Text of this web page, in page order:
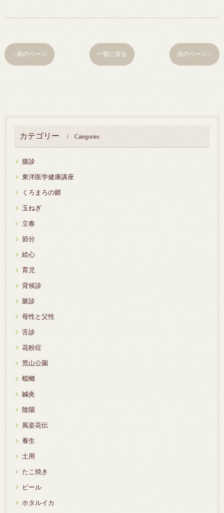
< 前のページ 一覧に戻る 次のページ >
カテゴリー Categories
腹診
東洋医学健康講座
くろまろの郷
玉ねぎ
立春
節分
絵心
育児
背候診
脈診
母性と父性
舌診
花粉症
荒山公園
蟷螂
鍼灸
陰陽
風姿花伝
養生
土用
たこ焼き
ビール
ホタルイカ